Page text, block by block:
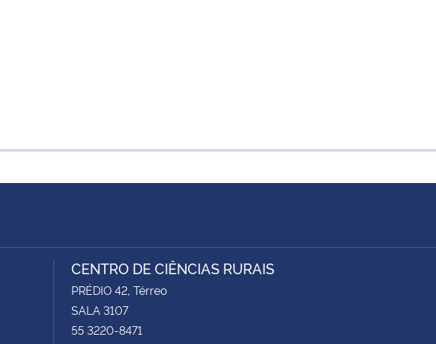
CENTRO DE CIÊNCIAS RURAIS
PRÉDIO 42, Térreo
SALA 3107
55 3220-8471